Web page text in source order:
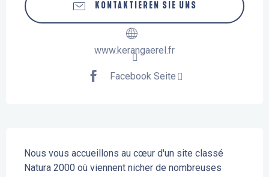
KONTAKTIEREN SIE UNS
www.kerangaerel.fr
Facebook Seite
Nous vous accueillons au cœur d'un site classé
Natura 2000 où viennent nicher de nombreuses